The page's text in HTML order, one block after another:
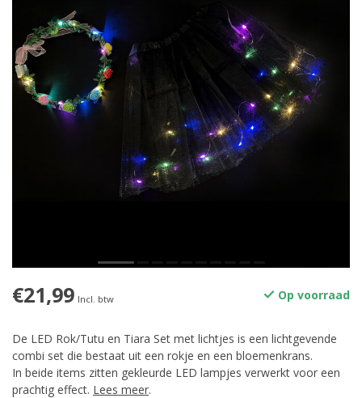
€21,99 Incl. btw Op voorraad
De LED Rok/Tutu en Tiara Set met lichtjes is een lichtgevende
combi set die bestaat uit een rokje en een bloemenkrans.
In beide items zitten gekleurde LED lampjes verwerkt voor een
prachtig effect. Lees meer.